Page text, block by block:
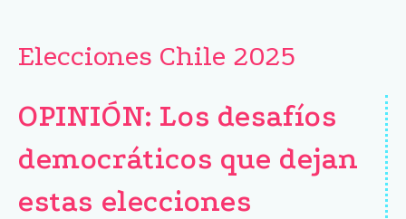
Elecciones Chile 2025
OPINIÓN: Los desafíos
democráticos que dejan
estas elecciones